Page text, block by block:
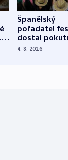
Španělský
pořadatel
dostal
nekalé
4. 8. 2026